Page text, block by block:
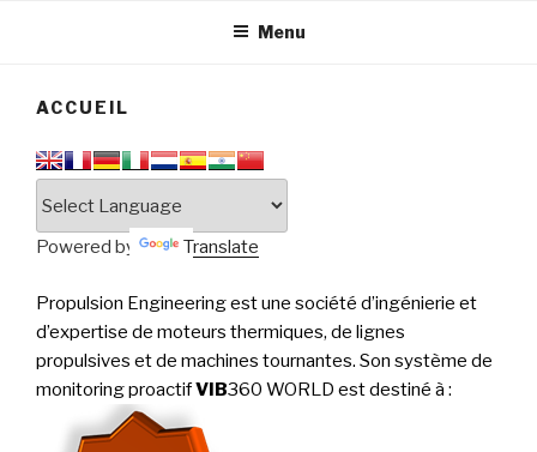
PERFORMANCE
Menu
ACCUEIL
Powered by Translate
Propulsion Engineering est une société d’ingénierie et
d’expertise de moteurs thermiques, de lignes
propulsives et de machines tournantes. Son système de
monitoring proactifVIB360 WORLD est destiné à :